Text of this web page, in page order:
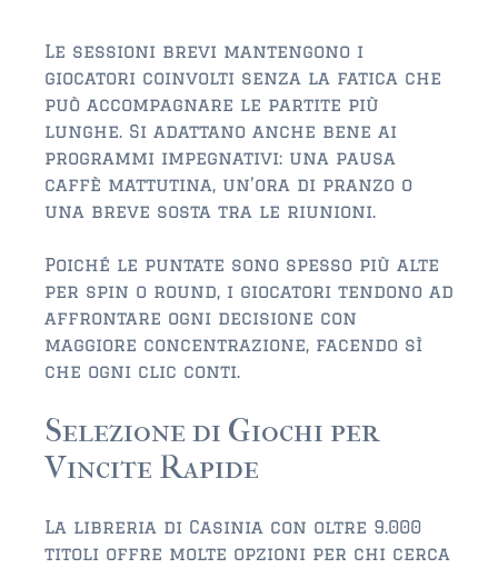
PONTE VEDRA / NOCATEE
$150,000 – $300,000
$350,000 – $500,000
$1,000,000 – $2,000,000
$2,000,000 and up
PONTE VEDRA BEACH
$150,000 and down
$350,000 – $500,000
Le sessioni brevi mantengono i
giocatori coinvolti senza la fatica che
può accompagnare le partite più
lunghe. Si adattano anche bene ai
programmi impegnativi: una pausa
caffè mattutina, un’ora di pranzo o
una breve sosta tra le riunioni.
Poiché le puntate sono spesso più alte
per spin o round, i giocatori tendono ad
affrontare ogni decisione con
maggiore concentrazione, facendo sì
che ogni clic conti.
Selezione di Giochi per
Vincite Rapide
La libreria di Casinia con oltre 9.000
titoli offre molte opzioni per chi cerca